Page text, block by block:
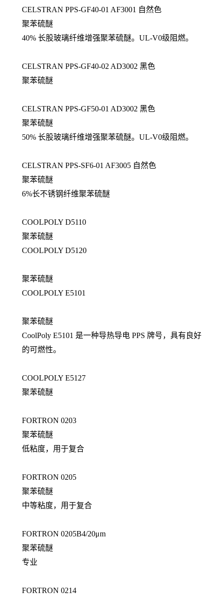
CELSTRAN PPS-GF40-01 AF3001 自然色
聚苯硫醚
40% 长股玻璃纤维增强聚苯硫醚。UL-V0级阻燃。
CELSTRAN PPS-GF40-02 AD3002 黑色
聚苯硫醚
CELSTRAN PPS-GF50-01 AD3002 黑色
聚苯硫醚
50% 长股玻璃纤维增强聚苯硫醚。UL-V0级阻燃。
CELSTRAN PPS-SF6-01 AF3005 自然色
聚苯硫醚
6%长不锈钢纤维聚苯硫醚
COOLPOLY D5110
聚苯硫醚
COOLPOLY D5120
聚苯硫醚
COOLPOLY E5101
聚苯硫醚
CoolPoly E5101 是一种导热导电 PPS 牌号，具有良好
的可燃性。
COOLPOLY E5127
聚苯硫醚
FORTRON 0203
聚苯硫醚
低粘度，用于复合
FORTRON 0205
聚苯硫醚
中等粘度，用于复合
FORTRON 0205B4/20μm
聚苯硫醚
专业
FORTRON 0214